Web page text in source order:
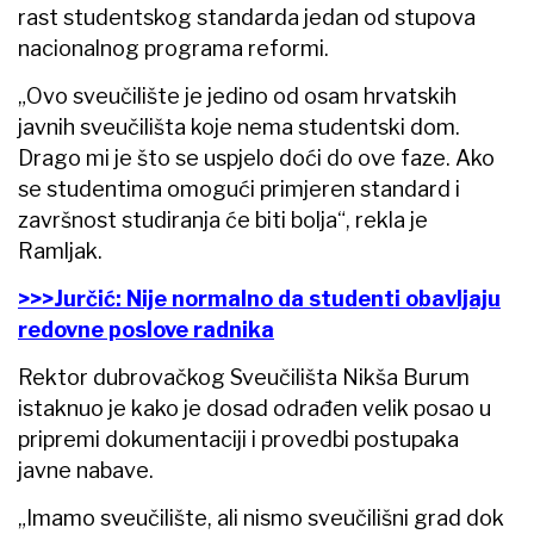
rast studentskog standarda jedan od stupova
nacionalnog programa reformi.
„Ovo sveučilište je jedino od osam hrvatskih
javnih sveučilišta koje nema studentski dom.
Drago mi je što se uspjelo doći do ove faze. Ako
se studentima omogući primjeren standard i
završnost studiranja će biti bolja“, rekla je
Ramljak.
>>>Jurčić: Nije normalno da studenti obavljaju
redovne poslove radnika
Rektor dubrovačkog Sveučilišta Nikša Burum
istaknuo je kako je dosad odrađen velik posao u
pripremi dokumentaciji i provedbi postupaka
javne nabave.
„Imamo sveučilište, ali nismo sveučilišni grad dok